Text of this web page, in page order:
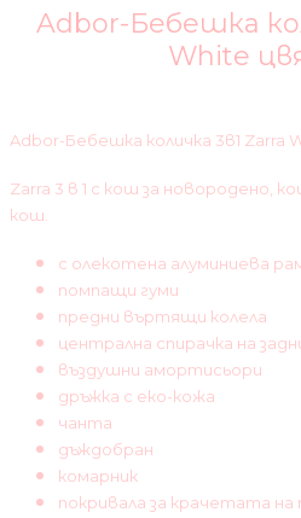
Adbor-Бебешка
White
Adbor-Бебешка количка 3в1 Zarra
Zarra 3 в 1 с кош за новородено,
кош.
с олекотена алуминиева
помпащи гуми
предни въртящи колела
централна спирачка на
въздушни амортисьори
дръжка с еко-кожа
чанта
дъждобран
комарник
покривала за крачетата